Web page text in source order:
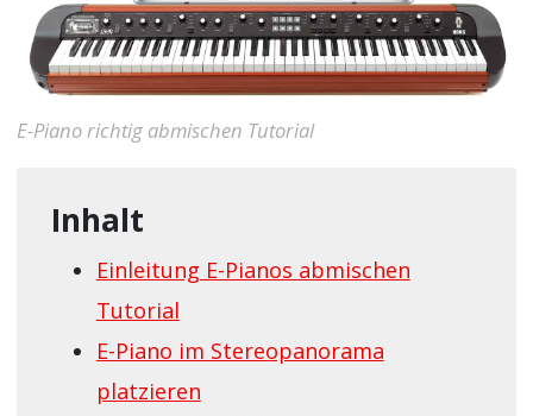
E-Piano richtig abmischen Tutorial
Inhalt
Einleitung E-Pianos abmischen
Tutorial
E-Piano im Stereopanorama
platzieren